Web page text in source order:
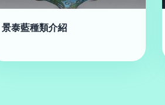
景泰藍種類介紹